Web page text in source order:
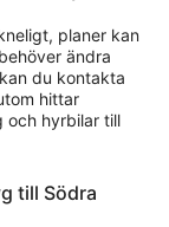
planer kan
ändra
du kontakta
hittar
och hyrbilar till
till Södra